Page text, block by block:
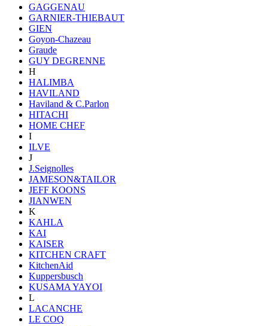
GAGGENAU
GARNIER-THIEBAUT
GIEN
Goyon-Chazeau
Graude
GUY DEGRENNE
H
HALIMBA
HAVILAND
Haviland & C.Parlon
HITACHI
HOME CHEF
I
ILVE
J
J.Seignolles
JAMESON&TAILOR
JEFF KOONS
JIANWEN
K
KAHLA
KAI
KAISER
KITCHEN CRAFT
KitchenAid
Kuppersbusch
KUSAMA YAYOI
L
LACANCHE
LE COQ